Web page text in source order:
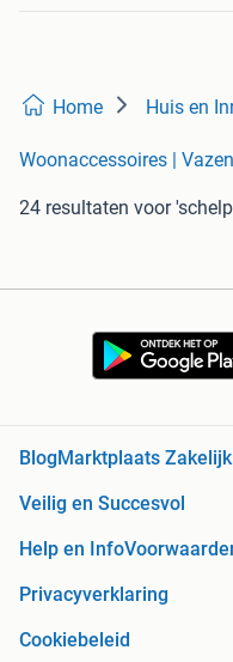
Home Huis en
Woonaccessoires | Vazen
24 resultaten voor
BlogMarktplaats Zakelijk
Veilig en Succesvol
Help en Info
Privacyverklaring
Cookiebeleid